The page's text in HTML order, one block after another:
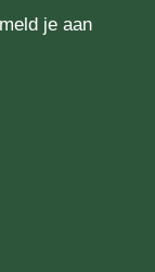
je aan